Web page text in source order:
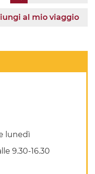
al mio viaggio
lunedì
9.30-16.30